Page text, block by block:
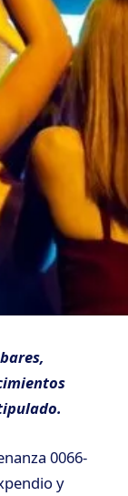
0066-
y